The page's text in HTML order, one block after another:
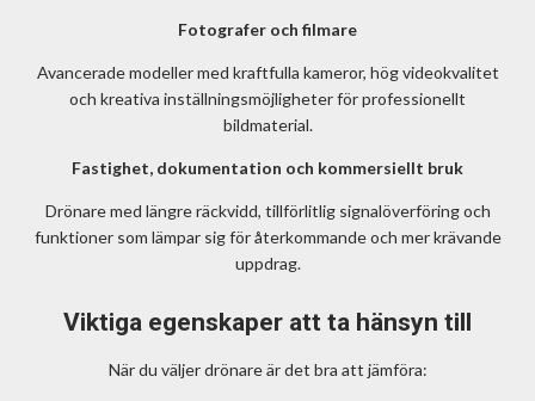
Fotografer och filmare
Avancerade modeller med kraftfulla kameror, hög videokvalitet
och kreativa inställningsmöjligheter för professionellt
bildmaterial.
Fastighet, dokumentation och kommersiellt bruk
Drönare med längre räckvidd, tillförlitlig signalöverföring och
funktioner som lämpar sig för återkommande och mer krävande
uppdrag.
Viktiga egenskaper att ta hänsyn till
När du väljer drönare är det bra att jämföra: